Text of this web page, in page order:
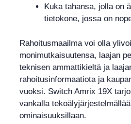
Kuka tahansa, jolla on
tietokone, jossa on
Rahoitusmaailma voi olla
monimutkaisuutensa, laajan
teknisen ammattikieltä ja
rahoitusinformaatiota ja
vuoksi. Switch Amrix 19X
vankalla
ominaisuuksillaan.